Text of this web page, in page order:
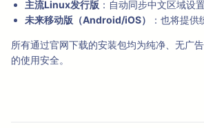
主流Linux发行版 ：自动同步中文区域设置
未来移动版（Android/iOS）
：也将提供
所有通过官网下载的安装包均为纯净、无广
的使用安全。